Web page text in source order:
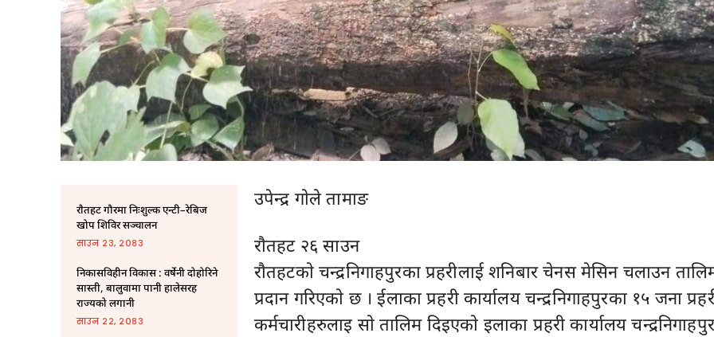
राैतहट गौरमा निःशुल्क एन्टी–रेबिज
खोप शिविर सञ्चालन
साउन २३, २०८३
निकासविहीन विकास : वर्षेनी दोहोरिने
सास्ती, बालुवामा पानी हालेसरह
राज्यको लगानी
साउन २२, २०८३
उपेन्द्र गाेले तामाङ
राैतहट २६ साउन
राैतहटकाे चन्द्रनिगाहपुरका प्रहरीलाई शनिबार चेनस मेसिन चलाउन
प्रदान गरिएकाे छ । ईलाका प्रहरी कार्यालय चन्द्रनिगाहपुरका १५ जना
कर्मचारीहरुलाइ साे तालिम दिइएकाे इलाका प्रहरी कार्यालय